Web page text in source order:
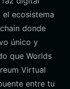
ecosistema
donde
único y
que Worlds
Virtual
entre tu